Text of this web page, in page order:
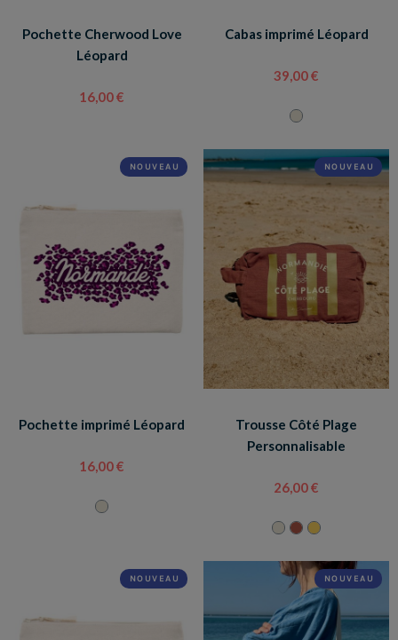
Pochette Cherwood Love
Léopard
16,00 €
Cabas imprimé Léopard
39,00 €
NOUVEAU
Pochette imprimé Léopard
16,00 €
NOUVEAU
Trousse Côté Plage
Personnalisable
26,00 €
NOUVEAU NOUVEAU